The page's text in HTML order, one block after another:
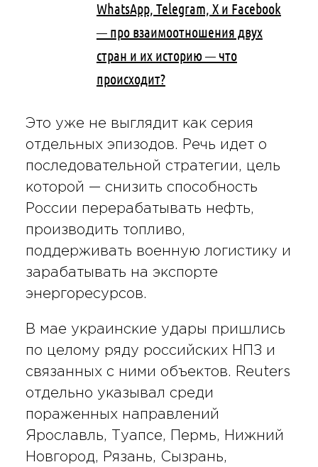
WhatsApp, Telegram, X и Facebook
— про взаимоотношения двух
стран и их историю — что
происходит?
Это уже не выглядит как серия
отдельных эпизодов. Речь идет о
последовательной стратегии, цель
которой — снизить способность
России перерабатывать нефть,
производить топливо,
поддерживать военную логистику и
зарабатывать на экспорте
энергоресурсов.
В мае украинские удары пришлись
по целому ряду российских НПЗ и
связанных с ними объектов. Reuters
отдельно указывал среди
пораженных направлений
Ярославль, Туапсе, Пермь, Нижний
Новгород, Рязань, Сызрань,